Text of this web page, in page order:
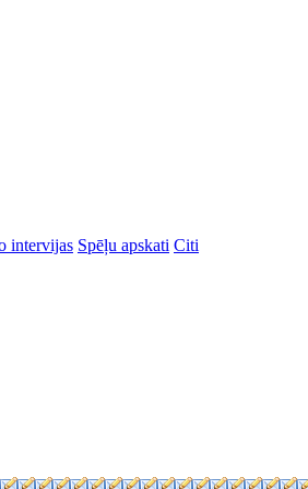
intervijas Spēļu apskati Citi